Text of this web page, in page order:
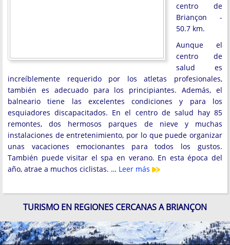
centro de
Briançon -
50.7 km.
Aunque el
centro de
salud es
increíblemente requerido por los atletas profesionales,
también es adecuado para los principiantes. Además, el
balneario tiene las excelentes condiciones y para los
esquiadores discapacitados. En el centro de salud hay 85
remontes, dos hermosos parques de nieve y muchas
instalaciones de entretenimiento, por lo que puede organizar
unas vacaciones emocionantes para todos los gustos.
También puede visitar el spa en verano. En esta época del
año, atrae a muchos ciclistas. … Leer más
TURISMO EN REGIONES CERCANAS A BRIANÇON